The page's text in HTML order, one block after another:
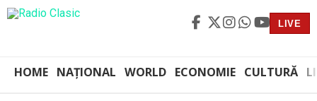
LIVE
HOME NAȚIONAL WORLD ECONOMIE CULTURĂ